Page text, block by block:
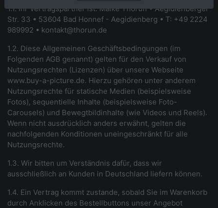
1.1. Ihr Vertragspartner ist: Maike Thorun • Aegidienberger
Str. 33 • 53604 Bad Honnef - Aegidienberg • T: +49 2224
989992 • kontakt@thorun.de
1.2. Diese Allgemeinen Geschäftsbedingungen (im
Folgenden AGB genannt) gelten für den Verkauf von
Nutzungsrechten (Lizenzen) über unsere Webseite
www.buy-a-picture.de. Hierzu gehören unter anderem
Nutzungsrechte für statische Medien (beispielsweise
Fotos), sequentielle Inhalte (beispielsweise Foto-
Carousels) und Bewegtbildinhalte (wie Videos und Reels).
Wenn nicht ausdrücklich anders erwähnt, gelten die
nachfolgenden Konditionen uneingeschränkt für alle
Nutzungsrechte.
1.3. Wir bitten um Verständnis dafür, dass wir
ausschließlich an Kunden in Deutschland liefern können.
1.4. Ein Vertrag kommt zustande, sobald Sie im Warenkorb
durch Anklicken des Bestellbuttons unser Angebot